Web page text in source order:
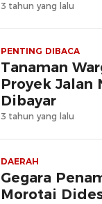
3 tahun yang lalu
PENTING DIBACA
Tanaman
Proyek Jalan
Dibayar
3 tahun yang lalu
DAERAH
Gegara
Morotai